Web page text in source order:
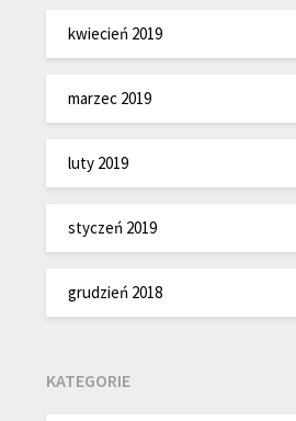
kwiecień 2019
marzec 2019
luty 2019
styczeń 2019
grudzień 2018
KATEGORIE